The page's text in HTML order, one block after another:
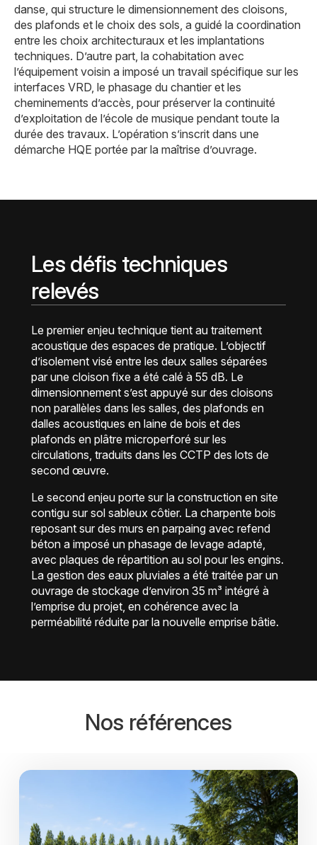
danse, qui structure le dimensionnement des cloisons,
des plafonds et le choix des sols, a guidé la coordination
entre les choix architecturaux et les implantations
techniques. D’autre part, la cohabitation avec
l’équipement voisin a imposé un travail spécifique sur les
interfaces VRD, le phasage du chantier et les
cheminements d’accès, pour préserver la continuité
d’exploitation de l’école de musique pendant toute la
durée des travaux. L’opération s’inscrit dans une
démarche HQE portée par la maîtrise d’ouvrage.
Les défis techniques
relevés
Le premier enjeu technique tient au traitement
acoustique des espaces de pratique. L’objectif
d’isolement visé entre les deux salles séparées
par une cloison fixe a été calé à 55 dB. Le
dimensionnement s’est appuyé sur des cloisons
non parallèles dans les salles, des plafonds en
dalles acoustiques en laine de bois et des
plafonds en plâtre microperforé sur les
circulations, traduits dans les CCTP des lots de
second œuvre.
Le second enjeu porte sur la construction en site
contigu sur sol sableux côtier. La charpente bois
reposant sur des murs en parpaing avec refend
béton a imposé un phasage de levage adapté,
avec plaques de répartition au sol pour les engins.
La gestion des eaux pluviales a été traitée par un
ouvrage de stockage d’environ 35 m³ intégré à
l’emprise du projet, en cohérence avec la
perméabilité réduite par la nouvelle emprise bâtie.
Nos références